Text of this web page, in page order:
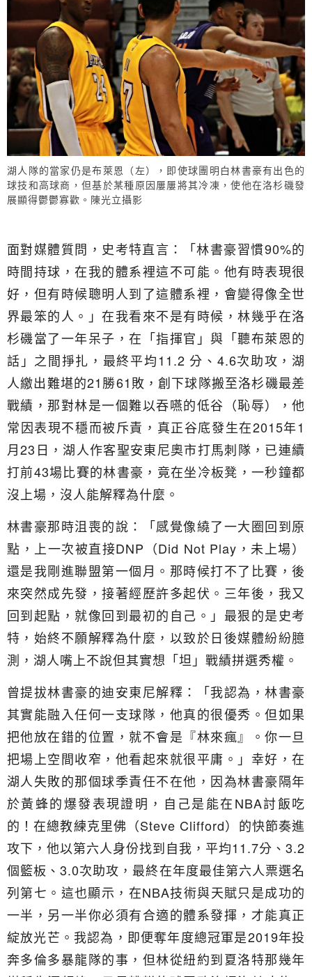
湖人隊的當家仍是布萊恩（左），即使球團明白林書豪有出色的
球技和高球商，但基於某種原因屢屢將其冷凍，使他在洛杉磯發
展顯得鬱鬱寡歡。陳光立攝影
面對媒體質問，史考特直言：「林書豪習慣90%的
時間持球，在我的體系裡這不可能。他有時表現很
好，但有時候聰明人到了這體系裡，會變得像全世
界最笨的人。」在我看來不是有時候，林幾乎在洛
杉磯當了一年呆子，在「指揮官」與「聽布萊恩的
話」之間掙扎，最終平均11.2 分、4.6次助攻，湖
人繳出難堪的21勝61敗，創下球隊搬至洛杉磯最差
戰績，那對林是一個難以吞嚥的低谷（恥辱），他
常因表現不穩而被斥責，真正谷底發生在2015年1
月23日，湖人作客聖安東尼奧市打馬刺隊，已連續
打前43場比賽的林書豪，竟在坐冷板凳，一秒鐘都
沒上場，沒人能解釋為什麼。
林書豪那時沮喪的說：「感覺像繞了一大圈回到原
點，上一次被直接DNP（Did Not Play，未上場）
還是我剛進聯盟第一個月。那時候打不了比賽，後
來突然成先發，接著經歷許多起伏。三年後，我又
回到起點，就像回到最初的自己。」最狠的是史考
特，始終不願解釋為什麼，以致於日後媒體紛紛臆
測，湖人嘴上不說但其實想「坦」戰績拼選秀權。
曾提拔林書豪的迪安東尼解釋：「我認為，林書豪
其實能融入任何一支球隊，他真的很優秀。但如果
把他放在錯的位置，就不會是『林來瘋』。你一旦
把場上空間收窄，他看起來就很平庸。」幸好，在
湖人失敗的那個球季責任不在他，因為林書豪隔年
於黃蜂的爆發表現證明，自己是能在NBA討飯吃
的！在總教練克里佛（Steve Clifford）的快節奏進
攻下，他以第六人身份找到自我，平均11.7分、3.2
個籃板、3.0次助攻，最終在年度最佳第六人票選名
列第七。這也顯示，在NBA技術與天賦只是成功的
一半，另一半你必須有合適的體系發揮，才能真正
綻放光芒。我認為，即便奪年度總冠軍是2019年投
奔多倫多暴龍隊的事，但林從紐約到夏洛特那幾年